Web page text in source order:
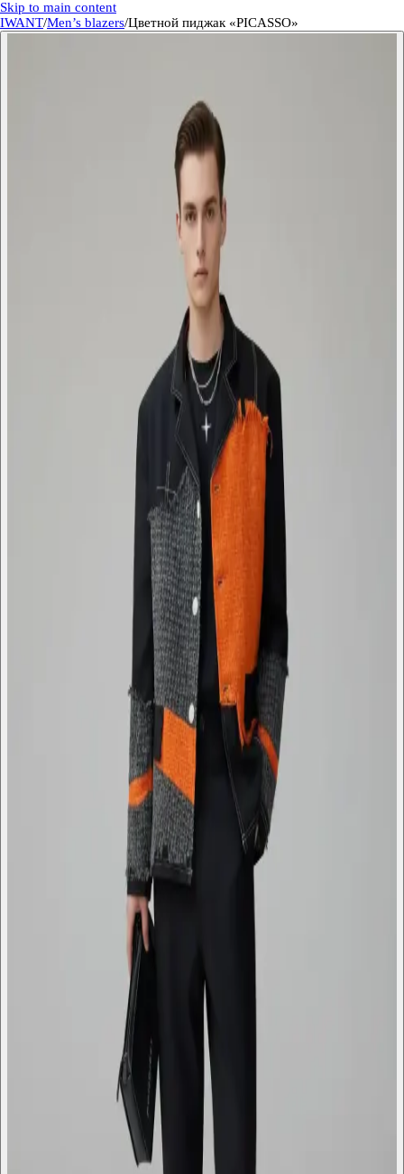
Skip to main content
IWANT/Men’s blazers/Цветной пиджак «PICASSO»